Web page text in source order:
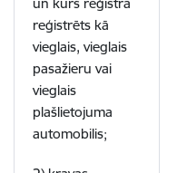
reģistrēts kā
vieglais, vieglais
pasažieru vai
vieglais
plašlietojuma
automobilis;